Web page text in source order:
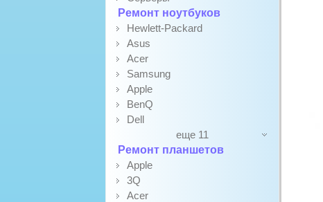
Ремонт ноутбуков
Hewlett-Packard
Asus
Acer
Samsung
Apple
BenQ
Dell
еще 11
Ремонт планшетов
Apple
3Q
Acer